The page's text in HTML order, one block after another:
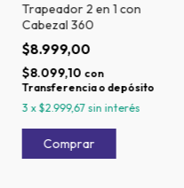
Trapeador 2 en 1 con
Cabezal 360
$8.999,00
$8.099,10 con
Transferencia o depósito
3 x$2.999,67 sin interés